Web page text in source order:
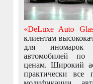
«DeLuxe Auto
клиентам
для иномарок
автомобилей
ценам. Широкий
практически все